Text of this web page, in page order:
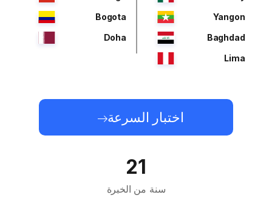
Yangon
Bogota
Baghdad
Doha
Lima
اختبار السرعة
21
سنة من الخبرة